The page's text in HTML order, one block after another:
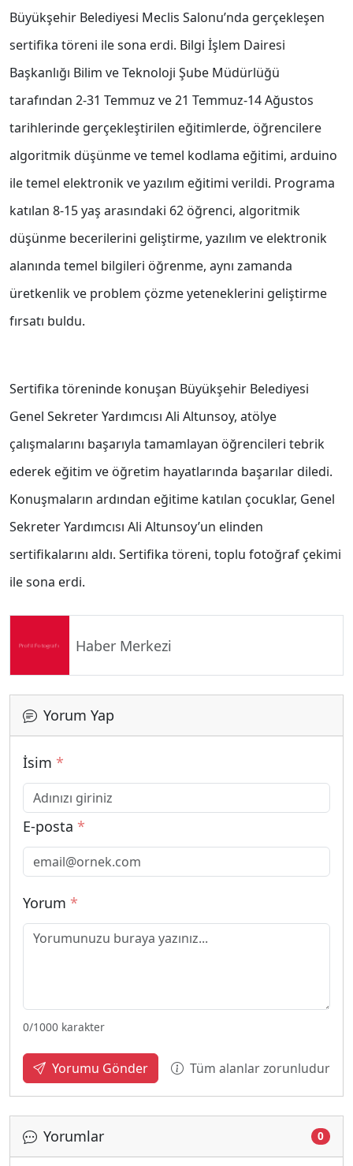
Büyükşehir Belediyesi Meclis Salonu’nda gerçekleşen
sertifika töreni ile sona erdi. Bilgi İşlem Dairesi
Başkanlığı Bilim ve Teknoloji Şube Müdürlüğü
tarafından 2-31 Temmuz ve 21 Temmuz-14 Ağustos
tarihlerinde gerçekleştirilen eğitimlerde, öğrencilere
algoritmik düşünme ve temel kodlama eğitimi, arduino
ile temel elektronik ve yazılım eğitimi verildi. Programa
katılan 8-15 yaş arasındaki 62 öğrenci, algoritmik
düşünme becerilerini geliştirme, yazılım ve elektronik
alanında temel bilgileri öğrenme, aynı zamanda
üretkenlik ve problem çözme yeteneklerini geliştirme
fırsatı buldu.
Sertifika töreninde konuşan Büyükşehir Belediyesi
Genel Sekreter Yardımcısı Ali Altunsoy, atölye
çalışmalarını başarıyla tamamlayan öğrencileri tebrik
ederek eğitim ve öğretim hayatlarında başarılar diledi.
Konuşmaların ardından eğitime katılan çocuklar, Genel
Sekreter Yardımcısı Ali Altunsoy’un elinden
sertifikalarını aldı. Sertifika töreni, toplu fotoğraf çekimi
ile sona erdi.
Haber Merkezi
Yorum Yap
İsim *
E-posta *
Yorum *
0/1000 karakter
Yorumu Gönder Tüm alanlar zorunludur
Yorumlar 0